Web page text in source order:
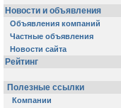
Новости и объявления
Объявления компаний
Частные объявления
Новости сайта
Рейтинг
Полезные ссылки
Компании